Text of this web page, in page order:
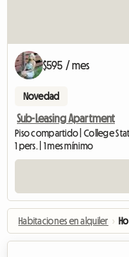
$595 / mes
Novedad
Sub-Leasing Apartment
Piso compartido | College
1 pers. | 1 mes mínimo
Habitaciones en alquiler ›